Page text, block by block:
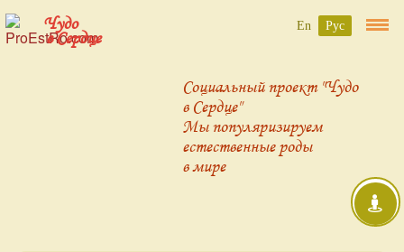
Чудо
в Сердце
Социальный проект "Чудо
в Сердце"
Мы популяризируем
естественные роды
в мире
En Рус